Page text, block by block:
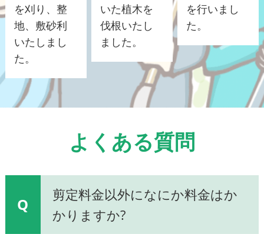
を刈り、整
地、敷砂利
いたしまし
た。
いた植木を
伐根いたし
ました。
を行いまし
た。
よくある質問
Q
剪定料金以外になにか料金はか
かりますか?